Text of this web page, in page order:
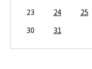
23
24 25
30
31